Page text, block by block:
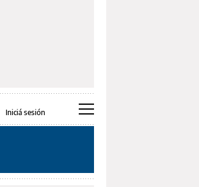
Iniciá sesión